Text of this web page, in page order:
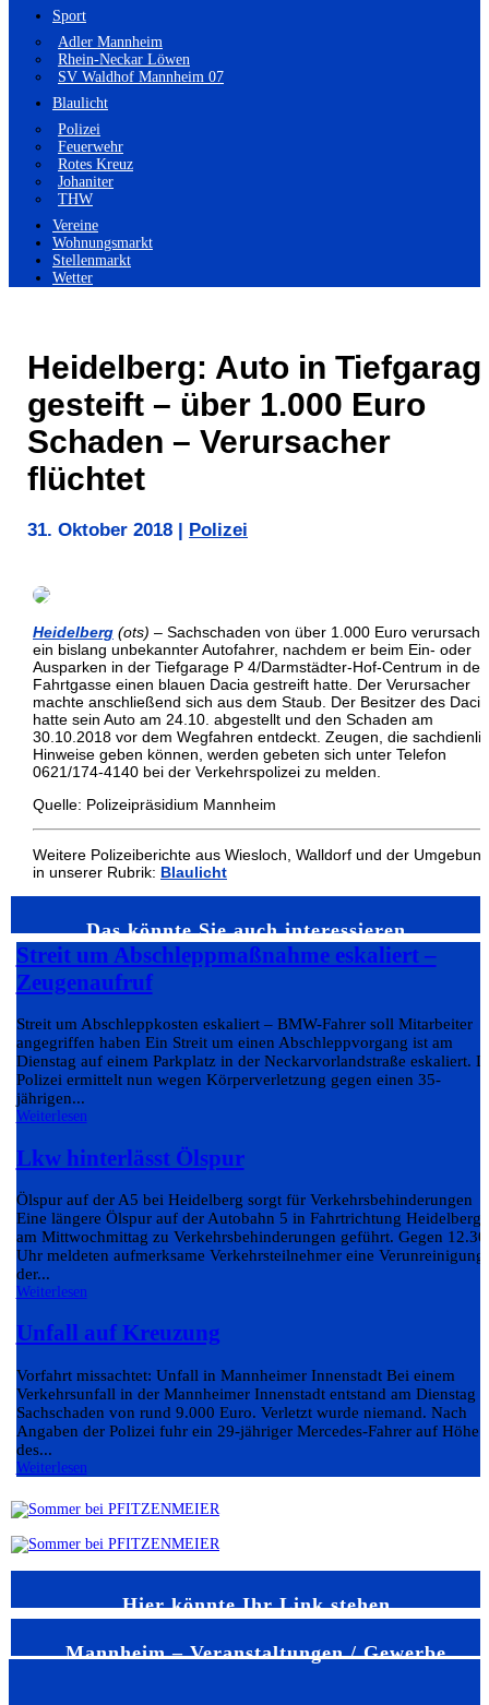
Sport
Adler Mannheim
Rhein-Neckar Löwen
SV Waldhof Mannheim 07
Blaulicht
Polizei
Feuerwehr
Rotes Kreuz
Johaniter
THW
Vereine
Wohnungsmarkt
Stellenmarkt
Wetter
Heidelberg: Auto in
gesteift – über 1.000 Euro
Schaden – Verursacher
flüchtet
31. Oktober 2018 Polizei
Heidelberg (ots) – Sachschaden von über 1.000 Euro
ein bislang unbekannter Autofahrer, nachdem er beim Ein- oder
Ausparken in der Tiefgarage P 4/Darmstädter-Hof-Centrum in der
Fahrtgasse einen blauen Dacia gestreift hatte. Der Verursacher
machte anschließend sich aus dem Staub. Der Besitzer des Dacia
hatte sein Auto am 24.10. abgestellt und den Schaden am
30.10.2018 vor dem Wegfahren entdeckt. Zeugen, die
Hinweise geben können, werden gebeten sich unter Telefon
0621/174-4140 bei der Verkehrspolizei zu melden.
Quelle: Polizeipräsidium Mannheim
Weitere Polizeiberichte aus Wiesloch, Walldorf und der Umgebung
in unserer Rubrik: Blaulicht
Das könnte Sie auch interessieren…
Streit um Abschleppmaßnahme eskaliert –
Zeugenaufruf
Streit um Abschleppkosten eskaliert – BMW-Fahrer soll Mitarbeiter
angegriffen haben Ein Streit um einen Abschleppvorgang ist am
Dienstag auf einem Parkplatz in der Neckarvorlandstraße eskaliert.
Polizei ermittelt nun wegen Körperverletzung gegen einen 35-
jährigen...
Weiterlesen
Lkw hinterlässt Ölspur
Ölspur auf der A5 bei Heidelberg sorgt für Verkehrsbehinderungen
Eine längere Ölspur auf der Autobahn 5 in Fahrtrichtung Heidelberg
am Mittwochmittag zu Verkehrsbehinderungen geführt. Gegen 12.30
Uhr meldeten aufmerksame Verkehrsteilnehmer eine Verunreinigung
der...
Weiterlesen
Unfall auf Kreuzung
Vorfahrt missachtet: Unfall in Mannheimer Innenstadt Bei einem
Verkehrsunfall in der Mannheimer Innenstadt entstand am Dienstag
Sachschaden von rund 9.000 Euro. Verletzt wurde niemand. Nach
Angaben der Polizei fuhr ein 29-jähriger Mercedes-Fahrer auf Höhe
des...
Weiterlesen
Hier könnte Ihr Link stehen
Mannheim – Veranstaltungen / Gewerbe